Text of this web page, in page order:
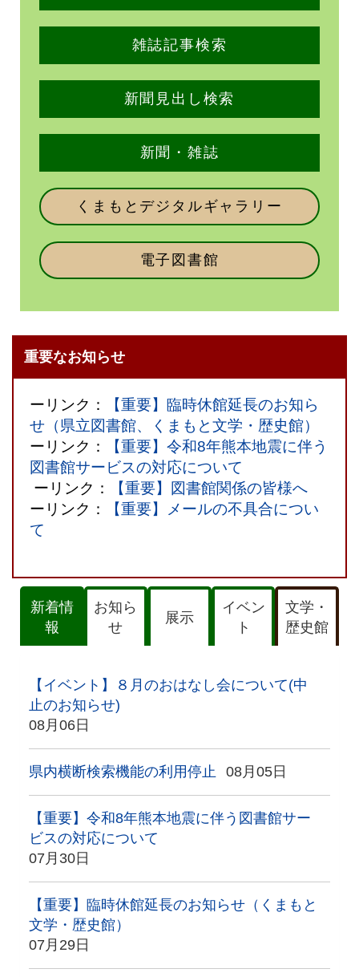
雑誌記事検索
新聞見出し検索
新聞・雑誌
くまもとデジタルギャラリー
電子図書館
重要なお知らせ
ーリンク：
【重要】臨時休館延長のお知ら
せ（県立図書館、くまもと文学・歴史館）
ーリンク：
【重要】令和8年熊本地震に伴う
図書館サービスの対応について
ーリンク：
【重要】図書館関係の皆様へ
ーリンク：
【重要】メールの不具合につい
て
新着情
報
お知ら
せ
展示
イベン
ト
文学・
歴史館
【イベント】８月のおはなし会について(中
止のお知らせ)
08月06日
県内横断検索機能の利用停止 08月05日
【重要】令和8年熊本地震に伴う図書館サー
ビスの対応について
07月30日
【重要】臨時休館延長のお知らせ（くまもと
文学・歴史館）
07月29日